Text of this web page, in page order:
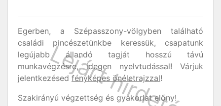
Egerben, a Szépasszony-völgyben található
családi pincészetünkbe keressük, csapatunk
legújabb állandó tagját hosszú távú
munkavégzésre, idegen nyelvtudással! Várjuk
jelentkezésed fényképes önéletrajzzal!
Szakirányú végzettség és gyakorlat előny!